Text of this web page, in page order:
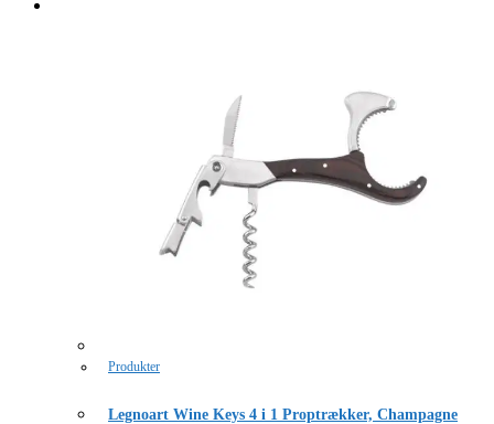
Produkter
Legnoart Wine Keys 4 i 1 Proptrækker, Champagne